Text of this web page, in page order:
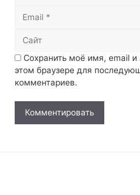
Сохранить моё имя, email и
этом браузере для
комментариев.